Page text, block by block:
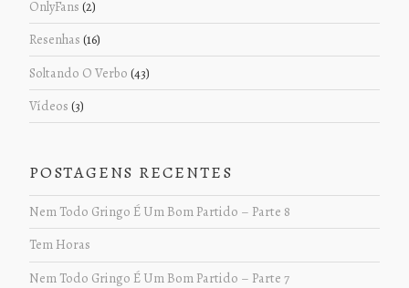
OnlyFans (2)
Resenhas (16)
Soltando O Verbo (43)
Vídeos (3)
POSTAGENS RECENTES
Nem Todo Gringo É Um Bom Partido – Parte 8
Tem Horas
Nem Todo Gringo É Um Bom Partido – Parte 7